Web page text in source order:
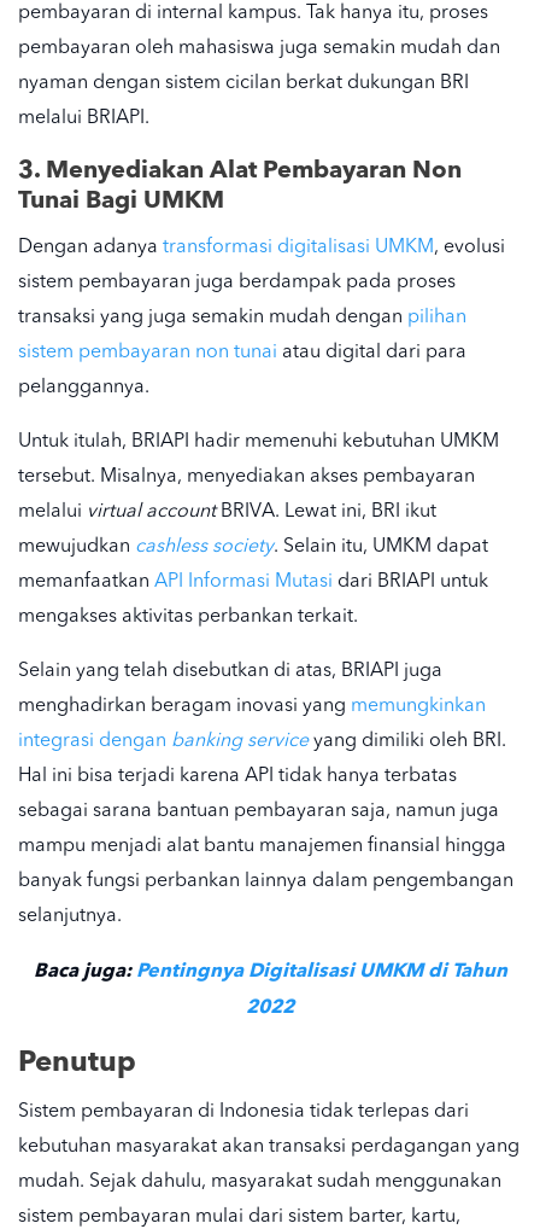
pembayaran di internal kampus. Tak hanya itu, proses
pembayaran oleh mahasiswa juga semakin mudah dan
nyaman dengan sistem cicilan berkat dukungan BRI
melalui BRIAPI.
3. Menyediakan Alat Pembayaran Non
Tunai Bagi UMKM
Dengan adanya transformasi digitalisasi UMKM, evolusi
sistem pembayaran juga berdampak pada proses
transaksi yang juga semakin mudah dengan pilihan
sistem pembayaran non tunai atau digital dari para
pelanggannya.
Untuk itulah, BRIAPI hadir memenuhi kebutuhan UMKM
tersebut. Misalnya, menyediakan akses pembayaran
melalui virtual account BRIVA. Lewat ini, BRI ikut
mewujudkan cashless society. Selain itu, UMKM dapat
memanfaatkan API Informasi Mutasi dari BRIAPI untuk
mengakses aktivitas perbankan terkait.
Selain yang telah disebutkan di atas, BRIAPI juga
menghadirkan beragam inovasi yang memungkinkan
integrasi dengan banking serviceyang dimiliki oleh BRI.
Hal ini bisa terjadi karena API tidak hanya terbatas
sebagai sarana bantuan pembayaran saja, namun juga
mampu menjadi alat bantu manajemen finansial hingga
banyak fungsi perbankan lainnya dalam pengembangan
selanjutnya.
Baca juga:Pentingnya Digitalisasi UMKM di Tahun
2022
Penutup
Sistem pembayaran di Indonesia tidak terlepas dari
kebutuhan masyarakat akan transaksi perdagangan yang
mudah. Sejak dahulu, masyarakat sudah menggunakan
sistem pembayaran mulai dari sistem barter, kartu,